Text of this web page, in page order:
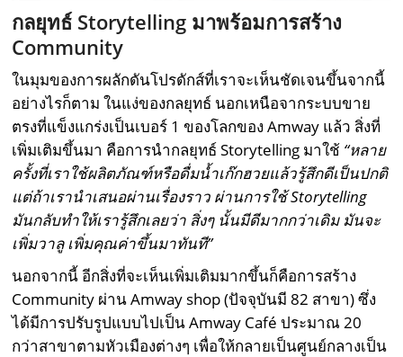
กลยุทธ์ Storytelling มาพร้อมการสร้าง
Community
ในมุมของการผลักดันโปรดักส์ที่เราจะเห็นชัดเจนขึ้นจากนี้
อย่างไรก็ตาม ในแง่ของกลยุทธ์ นอกเหนือจากระบบขาย
ตรงที่แข็งแกร่งเป็นเบอร์ 1 ของโลกของ Amway แล้ว สิ่งที่
เพิ่มเติมขึ้นมา คือการนำกลยุทธ์ Storytelling มาใช้ “หลาย
ครั้งที่เราใช้ผลิตภัณฑ์หรือดื่มน้ำเก๊กฮวยแล้วรู้สึกดีเป็นปกติ
แต่ถ้าเรานำเสนอผ่านเรื่องราว ผ่านการใช้Storytelling
มันกลับทำให้เรารู้สึกเลยว่า สิ่งๆ นั้นมีดีมากกว่าเดิม มันจะ
เพิ่มวาลู เพิ่มคุณค่าขึ้นมาทันที”
นอกจากนี้ อีกสิ่งที่จะเห็นเพิ่มเติมมากขึ้นก็คือการสร้าง
Community ผ่าน Amway shop (ปัจจุบันมี 82 สาขา) ซึ่ง
ได้มีการปรับรูปแบบไปเป็น Amway Café ประมาณ 20
กว่าสาขาตามหัวเมืองต่างๆ เพื่อให้กลายเป็นศูนย์กลางเป็น